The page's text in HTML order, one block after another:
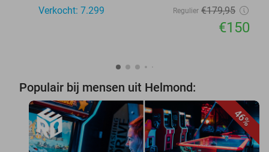
Verkocht: 7.299 Regulier €179,95
€150
Populair bij mensen uit Helmond:
46%